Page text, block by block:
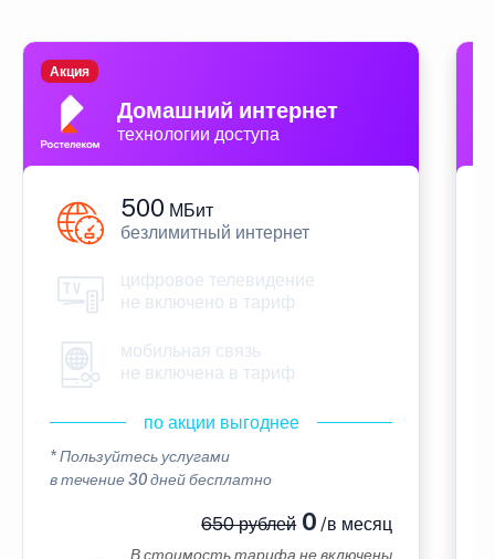
Домашний интернет
технологии доступа
Акция
500 МБит
безлимитный интернет
цифровое телевидение
не включено в тариф
мобильная связь
не включена в тариф
по акции выгоднее
* Пользуйтесь услугами
в течение 30 дней бесплатно
650 рублей0 /в месяц
В стоимость тарифа не включены